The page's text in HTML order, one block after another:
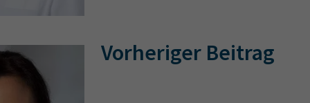
Vorheriger Beitrag